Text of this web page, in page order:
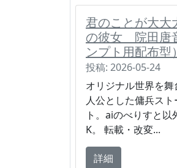
君のことが大大
の彼女 院田唐
ンプト用配布型）
投稿: 2026-05-24
オリジナル世界を
人公とした傭兵ス
ト。aiのべりすと
K。 転載・改変...
詳細